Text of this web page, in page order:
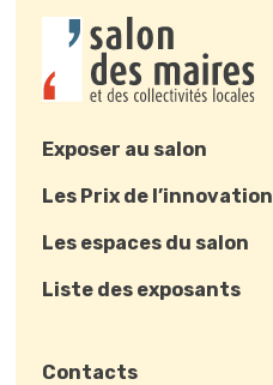
Exposer au salon
Les Prix de l’innovation
Les espaces du salon
Liste des exposants
Contacts